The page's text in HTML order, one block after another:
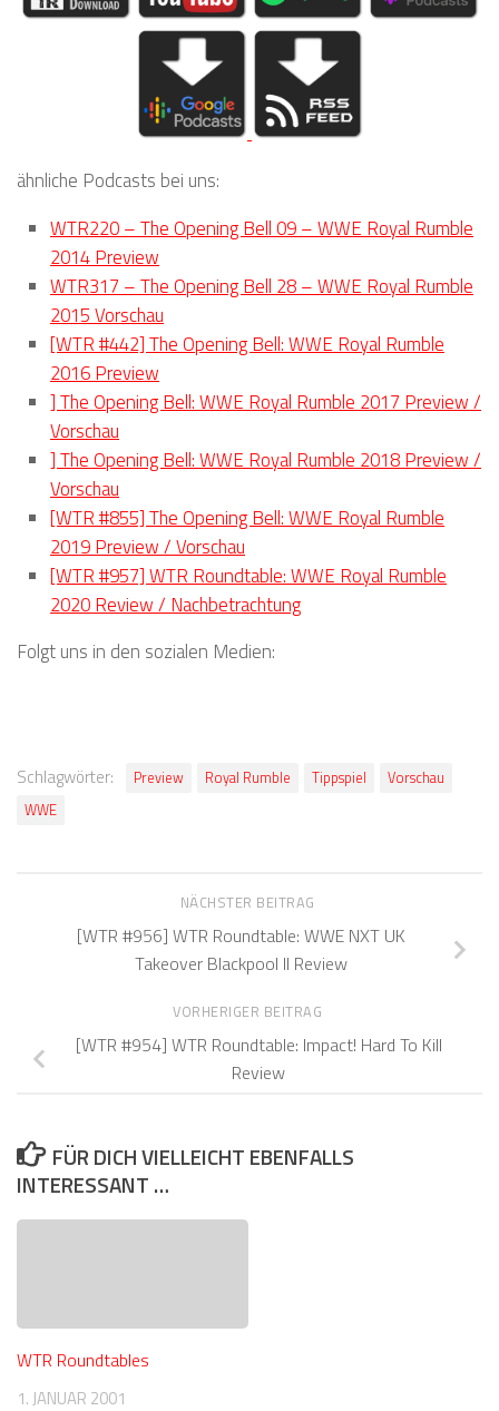
ähnliche Podcasts bei uns:
WTR220 – The Opening Bell 09 – WWE Royal Rumble
2014 Preview
WTR317 – The Opening Bell 28 – WWE Royal Rumble
2015 Vorschau
[WTR #442] The Opening Bell: WWE Royal Rumble
2016 Preview
] The Opening Bell: WWE Royal Rumble 2017 Preview /
Vorschau
] The Opening Bell: WWE Royal Rumble 2018 Preview /
Vorschau
[WTR #855] The Opening Bell: WWE Royal Rumble
2019 Preview / Vorschau
[WTR #957] WTR Roundtable: WWE Royal Rumble
2020 Review / Nachbetrachtung
Folgt uns in den sozialen Medien:
Schlagwörter: Preview Royal Rumble Tippspiel
Vorschau
WWE
NÄCHSTER BEITRAG
[WTR #956] WTR Roundtable: WWE NXT UK
Takeover Blackpool II Review
VORHERIGER BEITRAG
[WTR #954] WTR Roundtable: Impact! Hard To Kill
Review
FÜR DICH VIELLEICHT EBENFALLS
INTERESSANT …
WTR Roundtables
1. JANUAR 2001